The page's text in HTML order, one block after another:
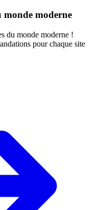
monde moderne
du monde moderne !
pour chaque site